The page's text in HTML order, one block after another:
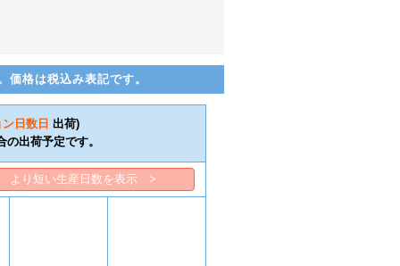
格は税込み表記です。
ン日数 日 出荷)
出荷予定です。
より短い生産日数を表示 >